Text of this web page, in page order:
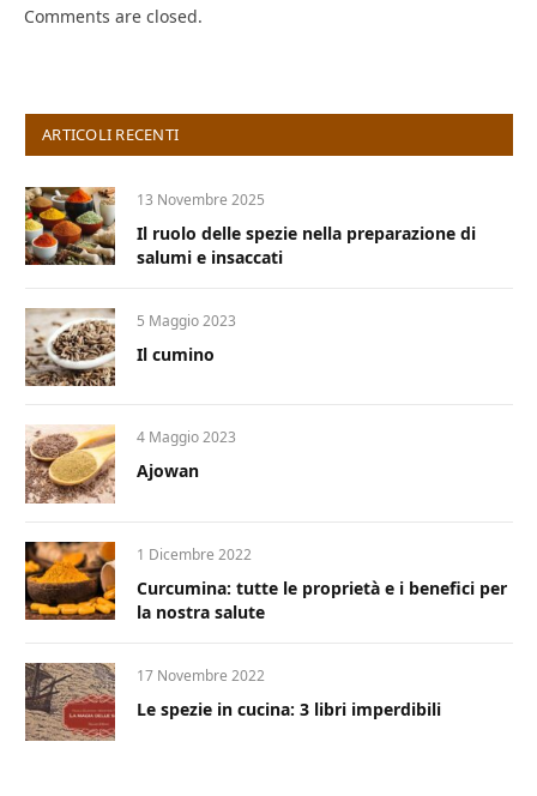
Comments are closed.
ARTICOLI RECENTI
13 Novembre 2025
Il ruolo delle spezie nella preparazione di
salumi e insaccati
5 Maggio 2023
Il cumino
4 Maggio 2023
Ajowan
1 Dicembre 2022
Curcumina: tutte le proprietà e i benefici per
la nostra salute
17 Novembre 2022
Le spezie in cucina: 3 libri imperdibili